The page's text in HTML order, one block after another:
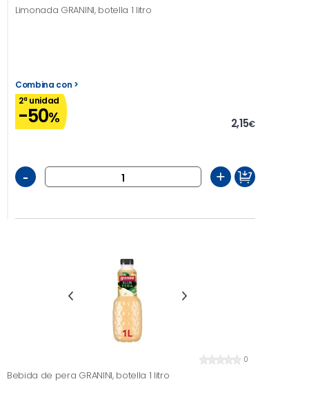
Limonada GRANINI, botella 1 litro
Combina con >
2ª unidad
-50% 2,15€
- +
0
Bebida de pera GRANINI, botella 1 litro